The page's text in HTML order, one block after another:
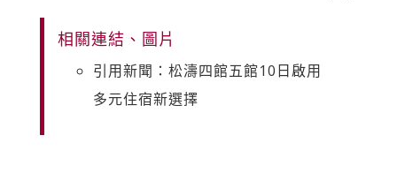
相關連結、圖片
引用新聞：松濤四館五館10日啟用
多元住宿新選擇